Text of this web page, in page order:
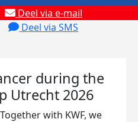
Deel via e-mail
Deel via SMS
during the
Utrecht 2026
with KWF, we